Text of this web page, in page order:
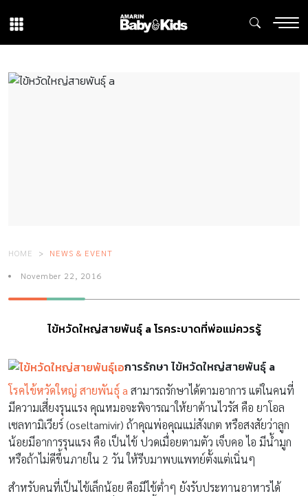
HOME NEWS & EVENT
November 22, 2016
ไข้หวัดใหญ่สายพันธุ์ a โรคระบาดที่พ่อแม่ควรรู้
การรักษาไข้หวัดใหญ่สายพันธุ์ a
โรคไข้หวัดใหญ่ สายพันธุ์ aสามารถรักษาได้ตามอาการ แต่ในคนที่
มีความเสี่ยงรุนแรง คุณหมอจะพิจารณาให้ยาต้านไวรัส คือ ยาโอล
เซลทามิเวียร์ (oseltamivir) ถ้าคุณพ่อคุณแม่สังเกต หรือสงสัยว่าลูก
น้อยมีอาการรุนแรง คือ เป็นไข้ ปวดเมื่อยตามตัว เจ็บคอ ไอ มีน้ำมูก
หรือถ้าไม่ดีขึ้นภายใน 2 วัน ให้รีบมาพบแพทย์ตั้งแต่เนิ่นๆ
สำหรับคนที่เป็นไข้เล็กน้อย คือมีไข้ต่ำๆ ยังรับประทานอาหารได้